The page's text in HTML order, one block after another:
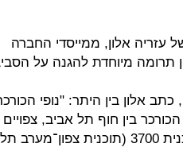
עזריה אלון, ממייסדי החברה
אלון בין היתר: "נופי
בין חוף תל אביב, צפויים
להיעלם בעקבות תוכניות בינוי ופיתוח, ובהן תוכנית 3700 (תוכנית צפון־מערב תל